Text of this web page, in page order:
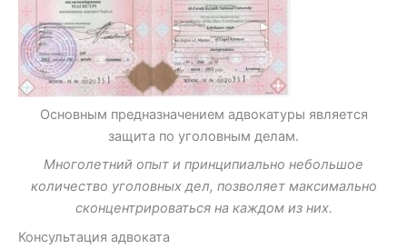
Основным предназначением адвокатуры является
защита по уголовным делам.
Многолетний опыт и принципиально небольшое
количество уголовных дел, позволяет максимально
сконцентрироваться на каждом из них.
Консультация адвоката